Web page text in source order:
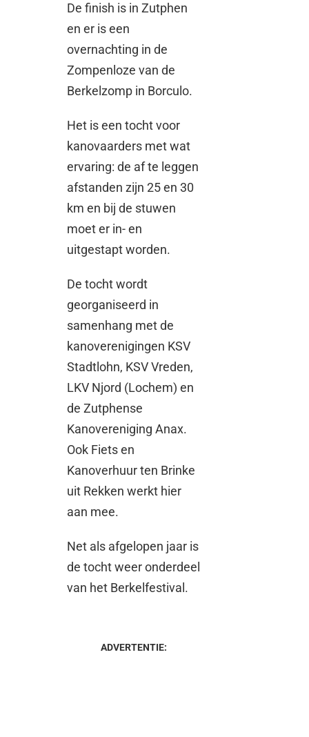
De finish is in Zutphen
en er is een
overnachting in de
Zompenloze van de
Berkelzomp in Borculo.
Het is een tocht voor
kanovaarders met wat
ervaring: de af te leggen
afstanden zijn 25 en 30
km en bij de stuwen
moet er in- en
uitgestapt worden.
De tocht wordt
georganiseerd in
samenhang met de
kanoverenigingen KSV
Stadtlohn, KSV Vreden,
LKV Njord (Lochem) en
de Zutphense
Kanovereniging Anax.
Ook Fiets en
Kanoverhuur ten Brinke
uit Rekken werkt hier
aan mee.
Net als afgelopen jaar is
de tocht weer onderdeel
van het Berkelfestival.
ADVERTENTIE: